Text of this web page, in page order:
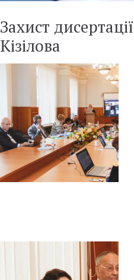
Захист
Кізілова